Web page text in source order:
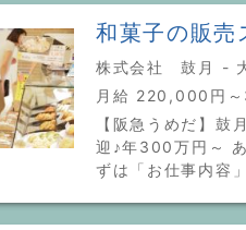
和菓子の販売
株式会社 鼓月 -
月給 220,000円
【阪急うめだ】鼓
迎♪年300万円～
ずは「お仕事内容